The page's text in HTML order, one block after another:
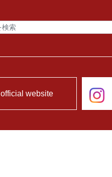
official website